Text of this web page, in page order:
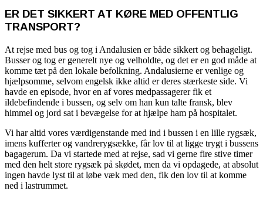
ER DET SIKKERT AT KØRE MED OFFENTLIG
TRANSPORT?
At rejse med bus og tog i Andalusien er både sikkert og behageligt.
Busser og tog er generelt nye og velholdte, og det er en god måde at
komme tæt på den lokale befolkning. Andalusierne er venlige og
hjælpsomme, selvom engelsk ikke altid er deres stærkeste side. Vi
havde en episode, hvor en af vores medpassagerer fik et
ildebefindende i bussen, og selv om han kun talte fransk, blev
himmel og jord sat i bevægelse for at hjælpe ham på hospitalet.
Vi har altid vores værdigenstande med ind i bussen i en lille rygsæk,
imens kufferter og vandrerygsække, får lov til at ligge trygt i bussens
bagagerum. Da vi startede med at rejse, sad vi gerne fire stive timer
med den helt store rygsæk på skødet, men da vi opdagede, at absolut
ingen havde lyst til at løbe væk med den, fik den lov til at komme
ned i lastrummet.